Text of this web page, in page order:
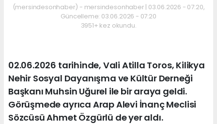
(mersindesonhaber) - mersindesonhaber | 03.06.2026 - 07:20,
Güncelleme: 03.06.2026 - 07:20
3951+ kez okundu.
02.06.2026 tarihinde, Vali Atilla Toros, Kilikya
Nehir Sosyal Dayanışma ve Kültür Derneği
Başkanı Muhsin Uğurel ile bir araya geldi.
Görüşmede ayrıca Arap Alevi İnanç Meclisi
Sözcüsü Ahmet Özgürlü de yer aldı.